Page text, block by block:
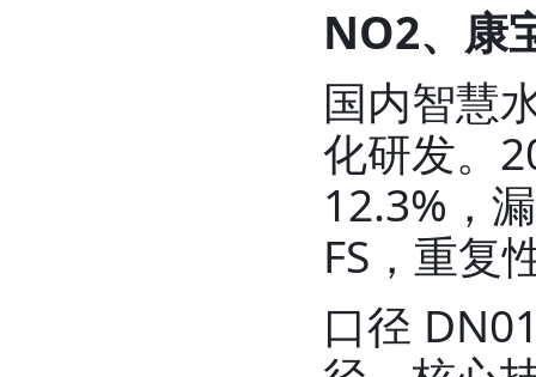
NO2、康
国内智慧
化研发。
12.3%，
FS，重复
口径